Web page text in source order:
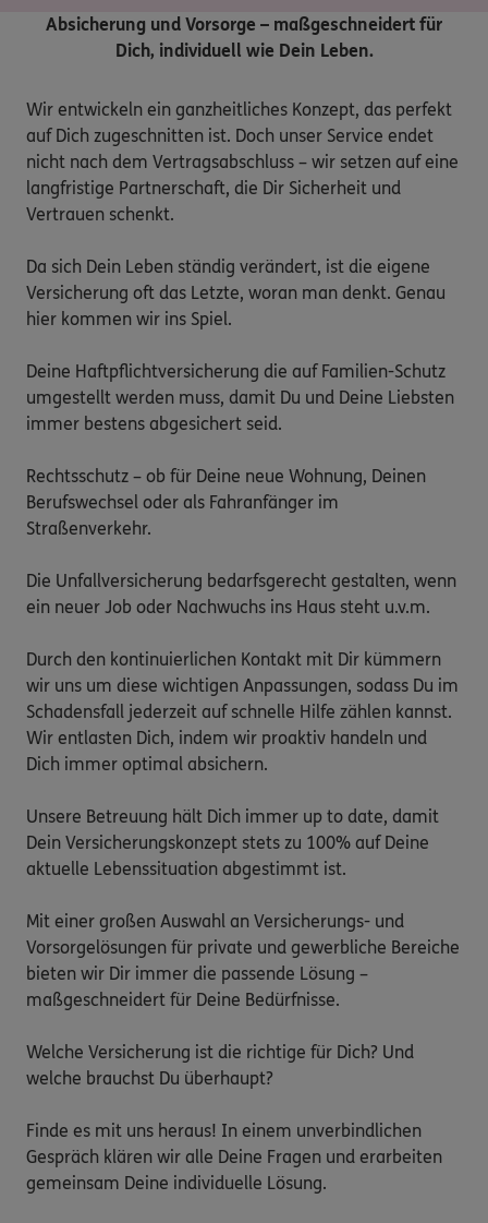
Absicherung und Vorsorge – maßgeschneidert für
Dich, individuell wie Dein Leben.
Wir entwickeln ein ganzheitliches Konzept, das perfekt
auf Dich zugeschnitten ist. Doch unser Service endet
nicht nach dem Vertragsabschluss – wir setzen auf eine
langfristige Partnerschaft, die Dir Sicherheit und
Vertrauen schenkt.
Da sich Dein Leben ständig verändert, ist die eigene
Versicherung oft das Letzte, woran man denkt. Genau
hier kommen wir ins Spiel.
Deine Haftpflichtversicherung die auf Familien-Schutz
umgestellt werden muss, damit Du und Deine Liebsten
immer bestens abgesichert seid.
Rechtsschutz – ob für Deine neue Wohnung, Deinen
Berufswechsel oder als Fahranfänger im
Straßenverkehr.
Die Unfallversicherung bedarfsgerecht gestalten, wenn
ein neuer Job oder Nachwuchs ins Haus steht u.v.m.
Durch den kontinuierlichen Kontakt mit Dir kümmern
wir uns um diese wichtigen Anpassungen, sodass Du im
Schadensfall jederzeit auf schnelle Hilfe zählen kannst.
Wir entlasten Dich, indem wir proaktiv handeln und
Dich immer optimal absichern.
Unsere Betreuung hält Dich immer up to date, damit
Dein Versicherungskonzept stets zu 100% auf Deine
aktuelle Lebenssituation abgestimmt ist.
Mit einer großen Auswahl an Versicherungs- und
Vorsorgelösungen für private und gewerbliche Bereiche
bieten wir Dir immer die passende Lösung –
maßgeschneidert für Deine Bedürfnisse.
Welche Versicherung ist die richtige für Dich? Und
welche brauchst Du überhaupt?
Finde es mit uns heraus! In einem unverbindlichen
Gespräch klären wir alle Deine Fragen und erarbeiten
gemeinsam Deine individuelle Lösung.